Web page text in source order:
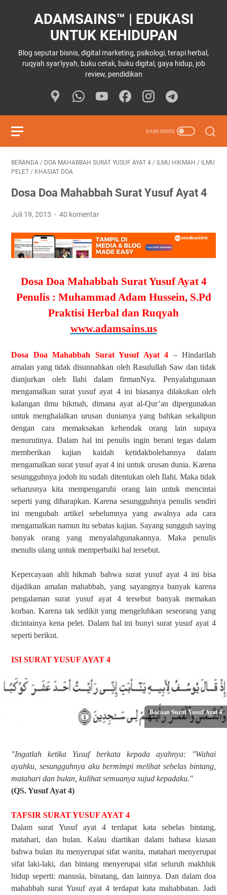
ADAMSAINS™ | EDUKASI
UNTUK KEHIDUPAN
Blog seputar bisnis, digital marketing, psikologi, terapi herbal,
ruqyah syar'iyyah, buku cetak, buku digital, gaya hidup, job
review, pendidikan
BERANDA / DOA MAHABBAH SURAT YUSUF AYAT 4 / ILMU HIKMAH / ILMU
PELET / KHASIAT DOA
Dosa Doa Mahabbah Surat Yusuf Ayat 4
Juli 19, 2013 40 komentar
Dosa Doa Mahabbah Surat Yusuf Ayat 4
Penulis : Muhammad Adam Hussein, S.Pd
Praktisi Herbal dan Ruqyah
www.adamsains.us
Dosa Doa Mahabbah Surat Yusuf Ayat 4 – Hindarilah
amalan yang tidak disunnahkan oleh Rasulullah Saw dan tidak
dianjurkan oleh Ilahi dalam firmanNya. Penyalahgunaan
mengamalkan surat yusuf ayat 4 ini biasanya dilakukan oleh
kalangan ilmu hikmah, dimana ayat al-Qur’an dipergunakan
untuk menghalalkan urusan dunianya yang bahkan sekalipun
dengan cara memaksakan kehendak orang lain supaya
menurutinya. Dalam hal ini penulis ingin berani tegas dalam
memberikan kajian kaidah ketidakbolehannya dalam
mengamalkan surat yusuf ayat 4 ini untuk urusan dunia. Karena
sesungguhnya jodoh itu sudah ditentukan oleh Ilahi. Maka tidak
seharusnya kita mempengaruhi orang lain untuk mencintai
seperti yang diharapkan. Karena sesungguhnya penulis sendiri
ini mengubah artikel sebelumnya yang awalnya ada cara
mengamalkan namun itu sebatas kajian. Sayang sungguh saying
banyak orang yang menyalahgunakannya. Maka penulis
menulis ulang untuk memperbaiki hal tersebut.
Kepercayaan ahli hikmah bahwa surat yusuf ayat 4 ini bisa
dijadikan amalan mahabbah, yang sayangnya banyak karena
pengalaman surat yusuf ayat 4 tersebut banyak memakan
korban. Karena tak sedikit yang mengeluhkan seseorang yang
dicintainya kena pelet. Dalam hal ini bunyi surat yusuf ayat 4
seperti berikut.
ISI SURAT YUSUF AYAT 4
Bacaan Surat Yusuf Ayat 4
"Ingatlah ketika Yusuf berkata kepada ayahnya: "Wahai
ayahku, sesungguhnya aku bermimpi melihat sebelas bintang,
matahari dan bulan, kulihat semuanya sujud kepadaku."
(QS. Yusuf Ayat 4)
TAFSIR SURAT YUSUF AYAT 4
Dalam surat Yusuf ayat 4 terdapat kata sebelas bintang,
matahari, dan bulan. Kalau diartikan dalam bahasa kiasan
bahwa bulan itu menyerupai sifat wanita, matahari menyerupai
sifat laki-laki, dan bintang menyerupai sifat seluruh makhluk
hidup seperti: manusia, binatang, dan lainnya. Dan dalam doa
mahabbah surat Yusuf ayat 4 terdapat kata mahabbatan. Jadi